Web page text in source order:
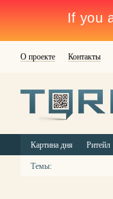
О проекте Контакты
Картина дня Ритейл
Темы: